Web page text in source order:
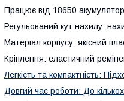
Працює від 18650
Регульований кут нахилу:
Матеріал корпусу: якісний
Кріплення: еластичний
Легкість та компактність:
Довгий час роботи: До